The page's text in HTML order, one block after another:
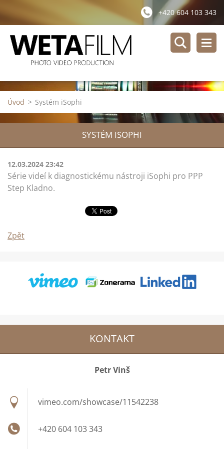
+420 604 103 343
Úvod > Systém iSophi
SYSTÉM ISOPHI
12.03.2024 23:42
Série videí k diagnostickému nástroji iSophi pro PPP
Step Kladno.
Zpět
KONTAKT
Petr Vinš
vimeo.com/showcase/11542238
+420 604 103 343